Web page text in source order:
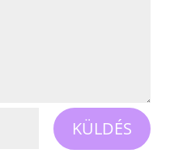
KÜLDÉS